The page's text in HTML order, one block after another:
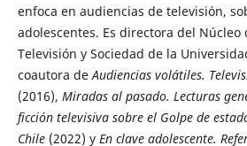
enfoca en audiencias de televisión,
adolescentes. Es directora del
Televisión y Sociedad de la
coautora deAudiencias volátiles.
(2016), Miradas al pasado. Lecturas
ficción televisiva sobre el Golpe de
Chile(2022) y En clave adolescente.